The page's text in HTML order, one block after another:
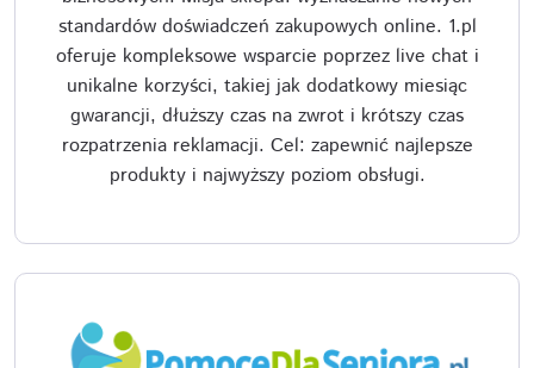
standardów doświadczeń zakupowych online. 1.pl
oferuje kompleksowe wsparcie poprzez live chat i
unikalne korzyści, takiej jak dodatkowy miesiąc
gwarancji, dłuższy czas na zwrot i krótszy czas
rozpatrzenia reklamacji. Cel: zapewnić najlepsze
produkty i najwyższy poziom obsługi.